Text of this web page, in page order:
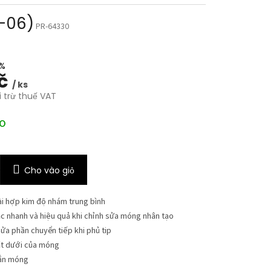
06) PR-64330
/ ks
trừ thuế VAT
Cho vào giỏ
hợp kim độ nhám trung bình
nhanh và hiệu quả khi chỉnh sửa móng nhân tạo
phần chuyển tiếp khi phủ tip
dưới của móng
móng